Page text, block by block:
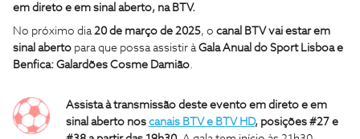
em direto e em sinal aberto, na BTV.
No próximo dia20 de março de 2025, o canal BTV vai estar em
sinal aberto para que possa assistir àGala Anual do Sport Lisboa e
Benfica: Galardões Cosme Damião.
Assista à transmissão deste evento em direto e em
sinal aberto nos canais BTV e BTV HD, posições #27 e